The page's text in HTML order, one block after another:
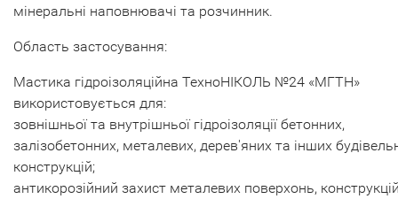
мінеральні наповнювачі та розчинник.
Область застосування:
Мастика гідроізоляційна ТехноНІКОЛЬ №24 «МГТН»
використовується для:
зовнішньої та внутрішньої гідроізоляції бетонних,
залізобетонних, металевих, дерев'яних та інших
конструкцій;
антикорозійний захист металевих поверхонь,